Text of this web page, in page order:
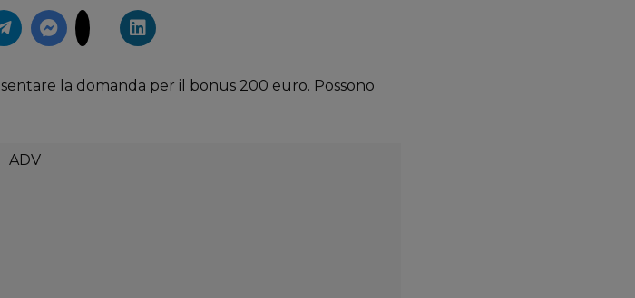
la domanda per il bonus 200 euro. Possono